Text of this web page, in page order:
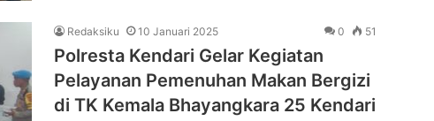
Redaksiku 10 Januari 2025 0 51
Polresta Kendari Gelar Kegiatan
Pelayanan Pemenuhan Makan Bergizi
di TK Kemala Bhayangkara 25 Kendari